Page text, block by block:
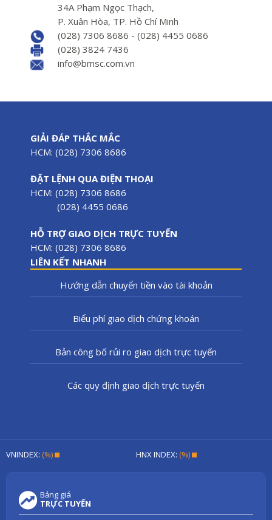
34A Phạm Ngọc Thạch,
P. Xuân Hòa, TP. Hồ Chí Minh
(028) 7306 8686 - (028) 4455 0686
(028) 3824 7436
info@bmsc.com.vn
GIẢI ĐÁP THẮC MẮC
HCM: (028) 7306 8686
ĐẶT LỆNH QUA ĐIỆN THOẠI
HCM: (028) 7306 8686
(028) 4455 0686
HỖ TRỢ GIAO DỊCH TRỰC TUYẾN
HCM: (028) 7306 8686
LIÊN KẾT NHANH
Hướng dẫn chuyển tiền vào tài khoản
Biểu phí giao dịch chứng khoán
Bản công bố rủi ro giao dịch trực tuyến
Các quy định giao dịch trực tuyến
VNINDEX: (%) HNX INDEX: (%)
Bảng giá
TRỰC TUYẾN